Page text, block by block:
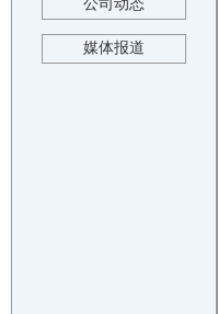
公司动态
媒体报道